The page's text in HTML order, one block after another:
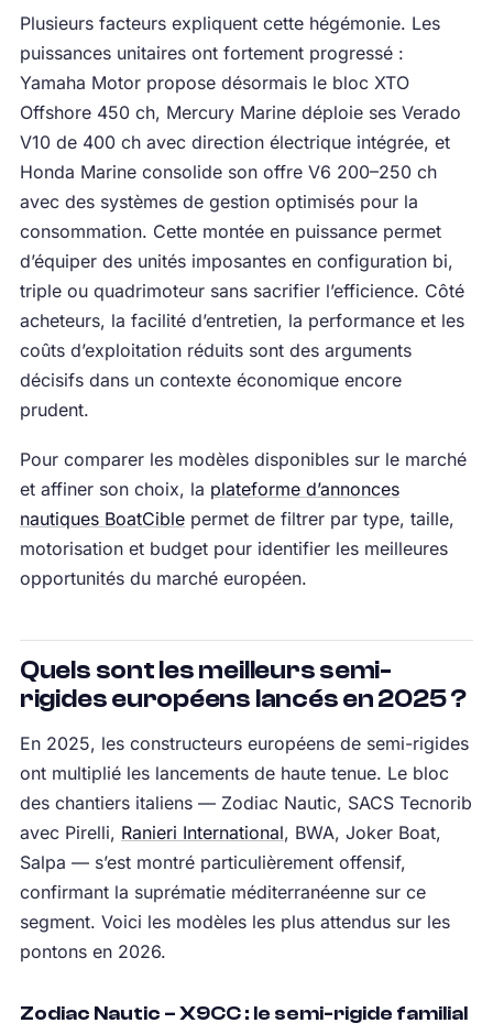
Plusieurs facteurs expliquent cette hégémonie. Les
puissances unitaires ont fortement progressé :
Yamaha Motor propose désormais le bloc XTO
Offshore 450 ch, Mercury Marine déploie ses Verado
V10 de 400 ch avec direction électrique intégrée, et
Honda Marine consolide son offre V6 200–250 ch
avec des systèmes de gestion optimisés pour la
consommation. Cette montée en puissance permet
d’équiper des unités imposantes en configuration bi,
triple ou quadrimoteur sans sacrifier l’efficience. Côté
acheteurs, la facilité d’entretien, la performance et les
coûts d’exploitation réduits sont des arguments
décisifs dans un contexte économique encore
prudent.
Pour comparer les modèles disponibles sur le marché
et affiner son choix, la plateforme d’annonces
nautiques BoatCiblepermet de filtrer par type, taille,
motorisation et budget pour identifier les meilleures
opportunités du marché européen.
Quels sont les meilleurs semi-
rigides européens lancés en 2025 ?
En 2025, les constructeurs européens de semi-rigides
ont multiplié les lancements de haute tenue. Le bloc
des chantiers italiens — Zodiac Nautic, SACS Tecnorib
avec Pirelli, Ranieri International, BWA, Joker Boat,
Salpa — s’est montré particulièrement offensif,
confirmant la suprématie méditerranéenne sur ce
segment. Voici les modèles les plus attendus sur les
pontons en 2026.
Zodiac Nautic – X9CC : le semi-rigide familial